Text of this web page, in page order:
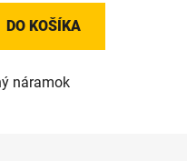
DO KOŠÍKA
náramok